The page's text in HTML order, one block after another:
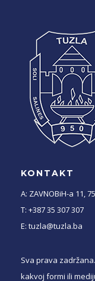
KONTAKT
A: ZAVNOBiH-a 11,
T: +387 35 307 307
E: tuzla@tuzla.ba
Sva prava
kakvoj formi ili